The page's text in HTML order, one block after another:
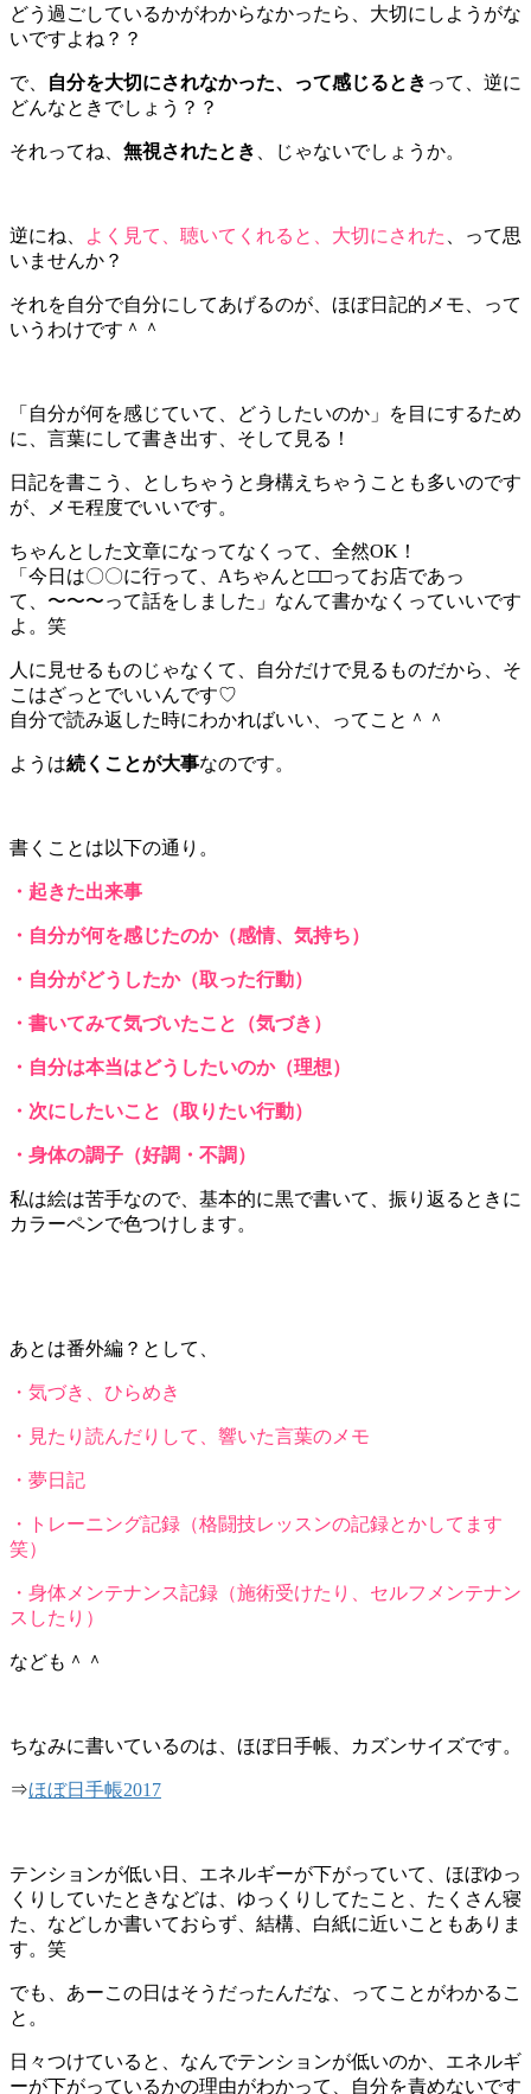
どう過ごしているかがわからなかったら、大切にしようがな
いですよね？？
で、 自分を大切にされなかった、って感じるとき って、逆に
どんなときでしょう？？
それってね、 無視されたとき 、じゃないでしょうか。
逆にね、 よく見て、聴いてくれると、大切にされた
、って思
いませんか？
それを自分で自分にしてあげるのが、ほぼ日記的メモ、って
いうわけです＾＾
「自分が何を感じていて、どうしたいのか」を目にするため
に、言葉にして書き出す、そして見る！
日記を書こう、としちゃうと身構えちゃうことも多いのです
が、メモ程度でいいです。
ちゃんとした文章になってなくって、全然OK！
「今日は〇〇に行って、Aちゃんと□□ってお店であっ
て、〜〜〜って話をしました」なんて書かなくっていいです
よ。笑
人に見せるものじゃなくて、自分だけで見るものだから、そ
こはざっとでいいんです♡
自分で読み返した時にわかればいい、ってこと＾＾
ようは続くことが大事なのです。
書くことは以下の通り。
・起きた出来事
・自分が何を感じたのか（感情、気持ち）
・自分がどうしたか（取った行動）
・書いてみて気づいたこと（気づき）
・自分は本当はどうしたいのか（理想）
・次にしたいこと（取りたい行動）
・身体の調子（好調・不調）
私は絵は苦手なので、基本的に黒で書いて、振り返るときに
カラーペンで色つけします。
あとは番外編？として、
・気づき、ひらめき
・見たり読んだりして、響いた言葉のメモ
・夢日記
・トレーニング記録（格闘技レッスンの記録とかしてます
笑）
・身体メンテナンス記録（施術受けたり、セルフメンテナン
スしたり）
なども＾＾
ちなみに書いているのは、ほぼ日手帳、カズンサイズです。
⇒ほぼ日手帳2017
テンションが低い日、エネルギーが下がっていて、ほぼゆっ
くりしていたときなどは、ゆっくりしてたこと、たくさん寝
た、などしか書いておらず、結構、白紙に近いこともありま
す。笑
でも、あーこの日はそうだったんだな、ってことがわかるこ
と。
日々つけていると、なんでテンションが低いのか、エネルギ
ーが下がっているかの理由がわかって、自分を責めないです